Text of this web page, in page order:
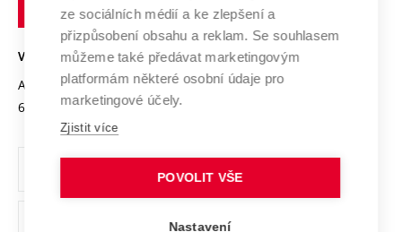
Open Science
Projekty
Projekty ze strukturálních fondů
Specifický výzkum
Mezinárodní dohody
Univerzitní sítě
Podnikavá univerzita / ContriBUTe
Bezpečná univerzita
Vyznamenání
Organizační struktura
Ochrana osobních údajů
VYSOKÉ UČENÍ TECHNICKÉ V BRNĚ
Antonínská 548/1
602 00 Brno
www.vut.cz
vut@vutbr.cz
ze sociálních médií a ke zlepšení a
přizpůsobení obsahu a reklam. Se souhlasem
můžeme také předávat marketingovým
platformám některé osobní údaje pro
marketingové účely.
Zjistit více
POVOLIT VŠE
Nastavení